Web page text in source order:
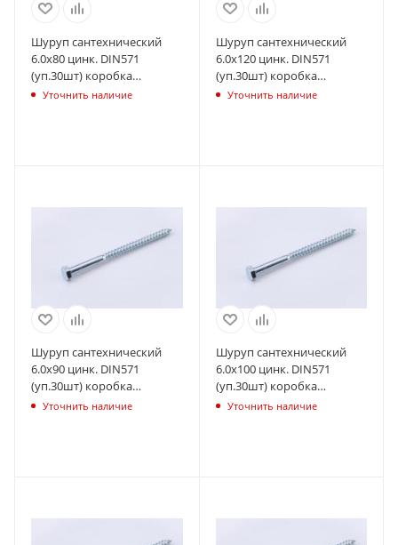
Шуруп сантехнический
6.0х80 цинк. DIN571
(уп.30шт) коробка
СТРОЙМЕТИЗ
Уточнить наличие
Шуруп сантехнический
6.0х120 цинк. DIN571
(уп.30шт) коробка
СТРОЙМЕТИЗ
Уточнить наличие
Шуруп сантехнический
6.0х90 цинк. DIN571
(уп.30шт) коробка
СТРОЙМЕТИЗ
Уточнить наличие
Шуруп сантехнический
6.0х100 цинк. DIN571
(уп.30шт) коробка
СТРОЙМЕТИЗ
Уточнить наличие